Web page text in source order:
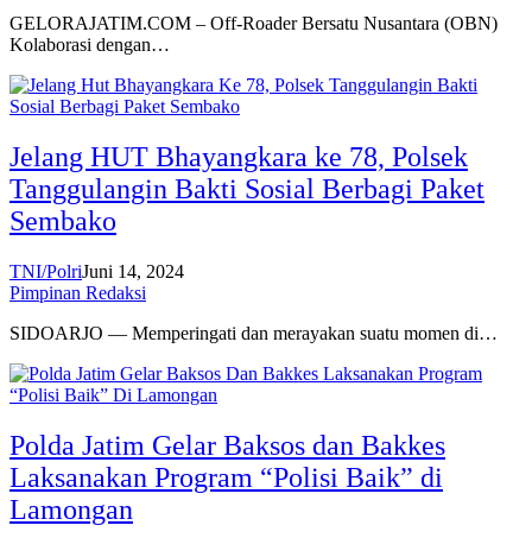
GELORAJATIM.COM – Off-Roader Bersatu Nusantara (OBN)
Kolaborasi dengan…
Jelang HUT Bhayangkara ke 78, Polsek
Tanggulangin Bakti Sosial Berbagi Paket
Sembako
TNI/PolriJuni 14, 2024
Pimpinan Redaksi
SIDOARJO — Memperingati dan merayakan suatu momen di…
Polda Jatim Gelar Baksos dan Bakkes
Laksanakan Program “Polisi Baik” di
Lamongan